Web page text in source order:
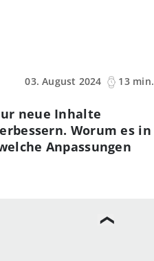
03. August 2024
13 min.
neue Inhalte
Worum es in
Anpassungen